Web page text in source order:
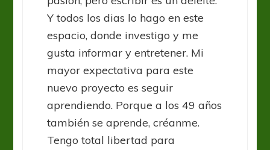
Y todos los dias lo hago en este
espacio, donde investigo y me
gusta informar y entretener. Mi
mayor expectativa para este
nuevo proyecto es seguir
aprendiendo. Porque a los 49 años
también se aprende, créanme.
Tengo total libertad para